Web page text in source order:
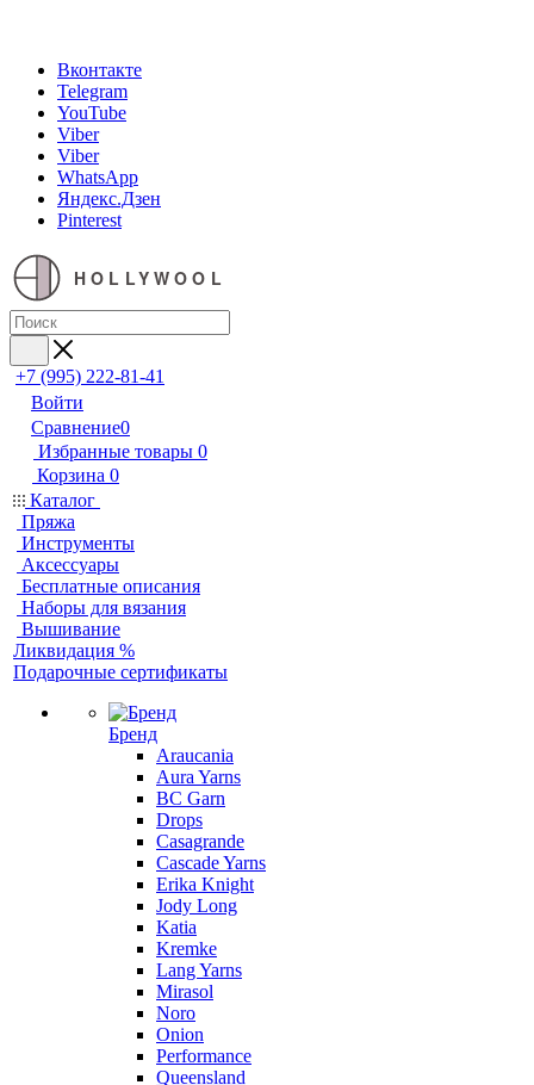
Вконтакте
Telegram
YouTube
Viber
Viber
WhatsApp
Яндекс.Дзен
Pinterest
HOLLYWOOL
+7 (995) 222-81-41
Войти
Сравнение0
Избранные товары 0
Корзина 0
Каталог
Пряжа
Инструменты
Аксессуары
Бесплатные описания
Наборы для вязания
Вышивание
Ликвидация %
Подарочные сертификаты
Бренд
Araucania
Aura Yarns
BC Garn
Drops
Casagrande
Cascade Yarns
Erika Knight
Jody Long
Katia
Kremke
Lang Yarns
Mirasol
Noro
Onion
Performance
Queensland